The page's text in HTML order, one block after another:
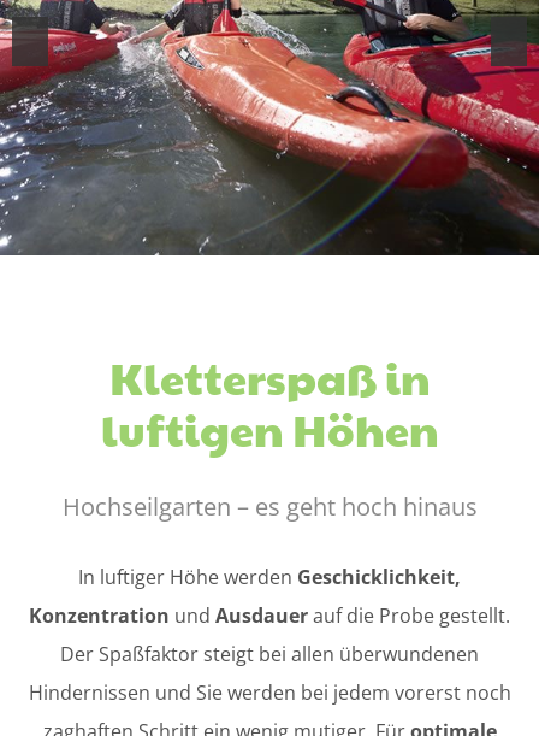
Kletterspaß in
luftigen Höhen
Hochseilgarten – es geht hoch hinaus
In luftiger Höhe werden Geschicklichkeit,
Konzentration und Ausdauerauf die Probe gestellt.
Der Spaßfaktor steigt bei allen überwundenen
Hindernissen und Sie werden bei jedem vorerst noch